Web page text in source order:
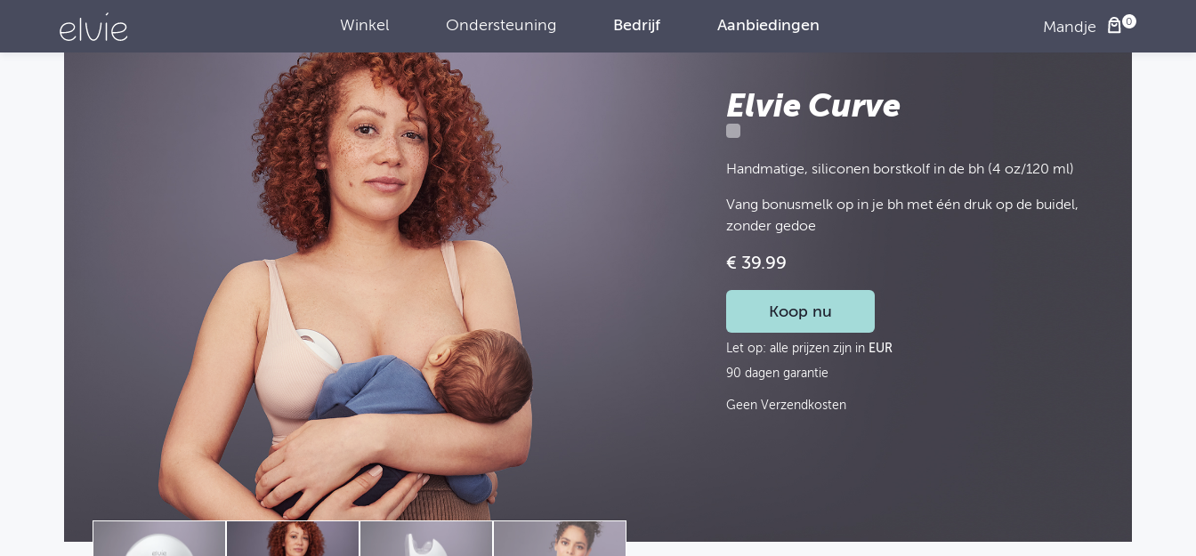
Winkel Ondersteuning Bedrijf Aanbiedingen Mandje
Elvie Curve
Handmatige, siliconen borstkolf in de bh (4 oz/120 ml)
Vang bonusmelk op in je bh met één druk op de buidel,
zonder gedoe
€ 39.99
Koop nu
Let op: alle prijzen zijn in EUR
90 dagen garantie
Geen Verzendkosten